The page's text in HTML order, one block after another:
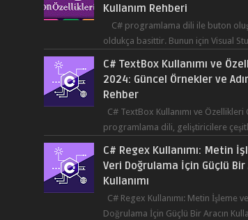
Kullanım Rehberi
C# programlama dili ile buton
oldukça basittir. Bunun için Visual
C# TextBox Kullanımı ve
2024: Güncel Örnekler ve
Rehber
C# TextBox Kullanımı ve Özellikleri
programlama dili, geliştiricilere
C# Regex Kullanımı: Metin
Veri Doğrulama İçin Güçlü Bir
Kullanımı
C# Regex Kullanımı: Metin İşleme
Doğrulama İçin Güçlü Bir Aracın